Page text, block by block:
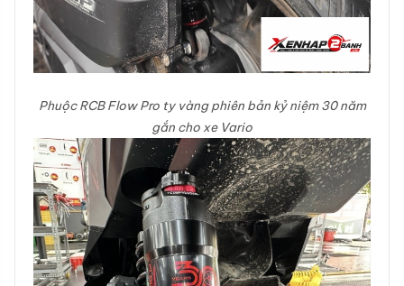
Phuộc RCB Flow Pro ty vàng phiên bản kỷ niệm 30 năm
gắn cho xe Vario